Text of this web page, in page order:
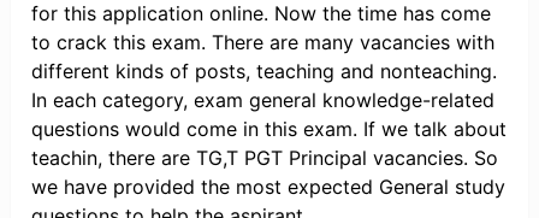
for this application online. Now the time has come
to crack this exam. There are many vacancies with
different kinds of posts, teaching and nonteaching.
In each category, exam general knowledge-related
questions would come in this exam. If we talk about
teachin, there are TG,T PGT Principal vacancies. So
we have provided the most expected General study